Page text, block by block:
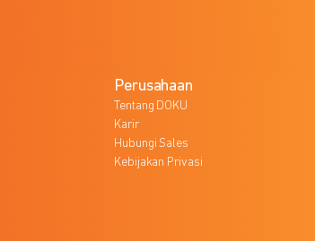
Perusahaan
Tentang DOKU
Karir
Hubungi Sales
Kebijakan Privasi